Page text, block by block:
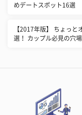
めデートスポット16選
【2017年版】 ちょっと
選！ カップル必見の穴